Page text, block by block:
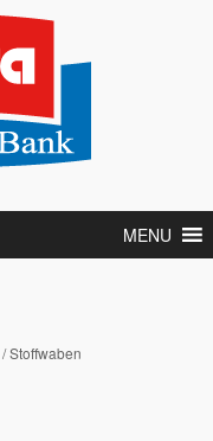
MENU
/ Stoffwaben